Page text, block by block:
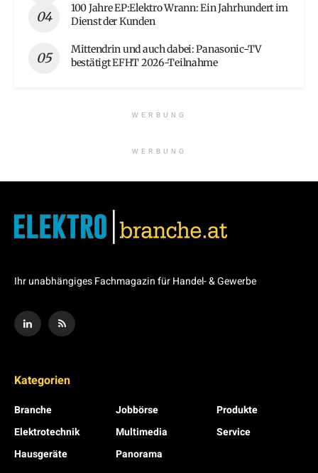
100 Jahre EP:Elektro Wrann: Ein Jahrhundert im
Dienst der Kunden
Mittendrin und auch dabei: Panasonic-TV
bestätigt EFHT 2026-Teilnahme
WERBUNG
WERBUNG
Ihr unabhängiges Fachmagazin für Handel- & Gewerbe
Kategorien
Branche
Elektrotechnik
Hausgeräte
Jobbörse
Multimedia
Panorama
Produkte
Service